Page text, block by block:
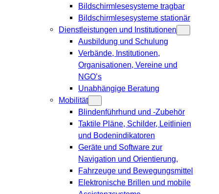
Bildschirmlesesysteme tragbar
Bildschirmlesesysteme stationär
Dienstleistungen und Institutionen
Ausbildung und Schulung
Verbände, Institutionen,
Organisationen, Vereine und
NGO’s
Unabhängige Beratung
Mobilität
Blindenführhund und -Zubehör
Taktile Pläne, Schilder, Leitlinien
und Bodenindikatoren
Geräte und Software zur
Navigation und Orientierung,
Fahrzeuge und Bewegungsmittel
Elektronische Brillen und mobile